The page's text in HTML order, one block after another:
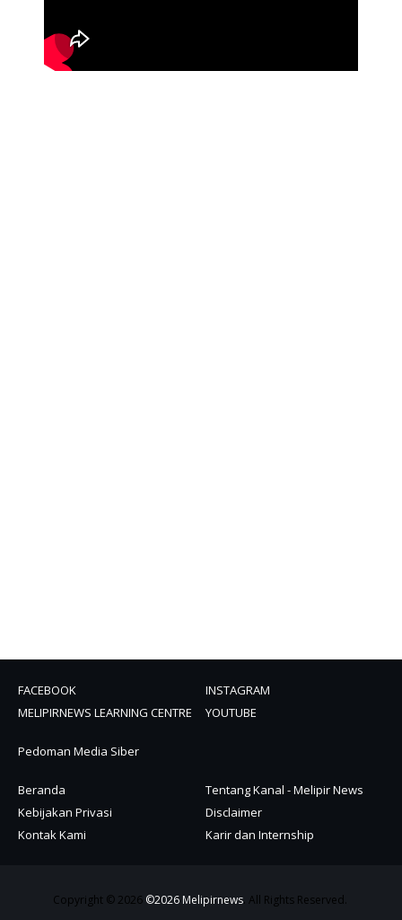
FACEBOOK
INSTAGRAM
MELIPIRNEWS LEARNING CENTRE
YOUTUBE
Pedoman Media Siber
Beranda
Tentang Kanal - Melipir News
Kebijakan Privasi
Disclaimer
Kontak Kami
Karir dan Internship
Copyright © 2026 ©2026 Melipirnews. All Rights Reserved.